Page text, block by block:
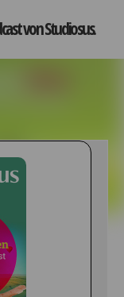
von Studiosus.